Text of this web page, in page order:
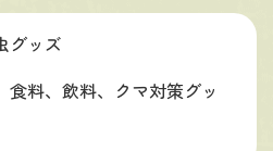
グッズ
料、飲料、クマ対策グッ